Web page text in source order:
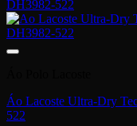
Áo Lacoste Ultra-Dry
522